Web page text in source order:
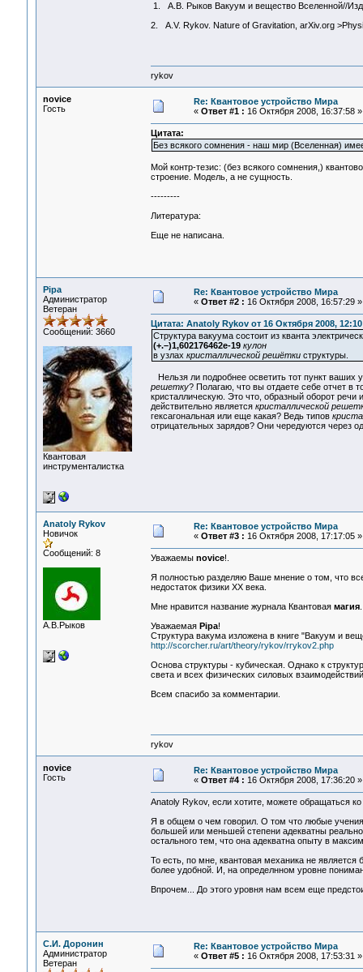
1. А.В. Рыков Вакуум и вещество Вселенной//
2. A.V. Rykov. Nature of Gravitation, arXiv.org
rykov
novice
Гость
Re: Квантовое устройство Мира
« Ответ #1 : 16 Октября 2008, 16:37:58 »
Цитата:
Без всякого сомнения - наш мир (Вселенная)
Мой контр-тезис: (без всякого сомнения,)
строение. Модель, а не сущность.
---------
Литература:
Еще не написана.
Pipa
Администратор
Ветеран
Сообщений: 3660
Квантовая
инструменталистка
Re: Квантовое устройство Мира
« Ответ #2 : 16 Октября 2008, 16:57:29 »
Цитата: Anatoly Rykov от 16 Октября 2008,
Структура вакуума состоит из кванта
(+.–)1,602176462е-19кулон
в узлах кристаллической решёткиструктуры.
Нельзя ли подробнее осветить тот пункт ваших
решетку? Полагаю, что вы отдаете себе отчет в
кристаллическую. Это что, образный оборот речи
действительно является кристаллической
гексагональная или еще какая? Ведь типов
отрицательных зарядов? Они чередуются через
Anatoly Rykov
Новичок
Сообщений: 8
А.В.Рыков
Re: Квантовое устройство Мира
« Ответ #3 : 16 Октября 2008, 17:17:05 »
Уважаемы novice!.
Я полностью разделяю Ваше мнение о том, что
недостаток физики ХХ века.
Мне нравится название журнала Квантовая магия
Уважаемая Pipa!
Структура вакума изложена в книге "Вакуум и
http://scorcher.ru/art/theory/rykov/rrykov2.php
Основа структуры - кубическая. Однако к
света и всех физических силовых
Всем спасибо за комментарии.
rykov
novice
Гость
Re: Квантовое устройство Мира
« Ответ #4 : 16 Октября 2008, 17:36:20 »
Anatoly Rykov, если хотите, можете обращаться
Я в общем о чем говорил. О том что любые
большей или меньшей степени адекватны
остального тем, что она адекватна опыту в
То есть, по мне, квантовая механика не является
более удобной. И, на определнном уровне
Впрочем... До этого уровня нам всем еще
С.И. Доронин
Администратор
Ветеран
Re: Квантовое устройство Мира
« Ответ #5 : 16 Октября 2008, 17:53:31 »